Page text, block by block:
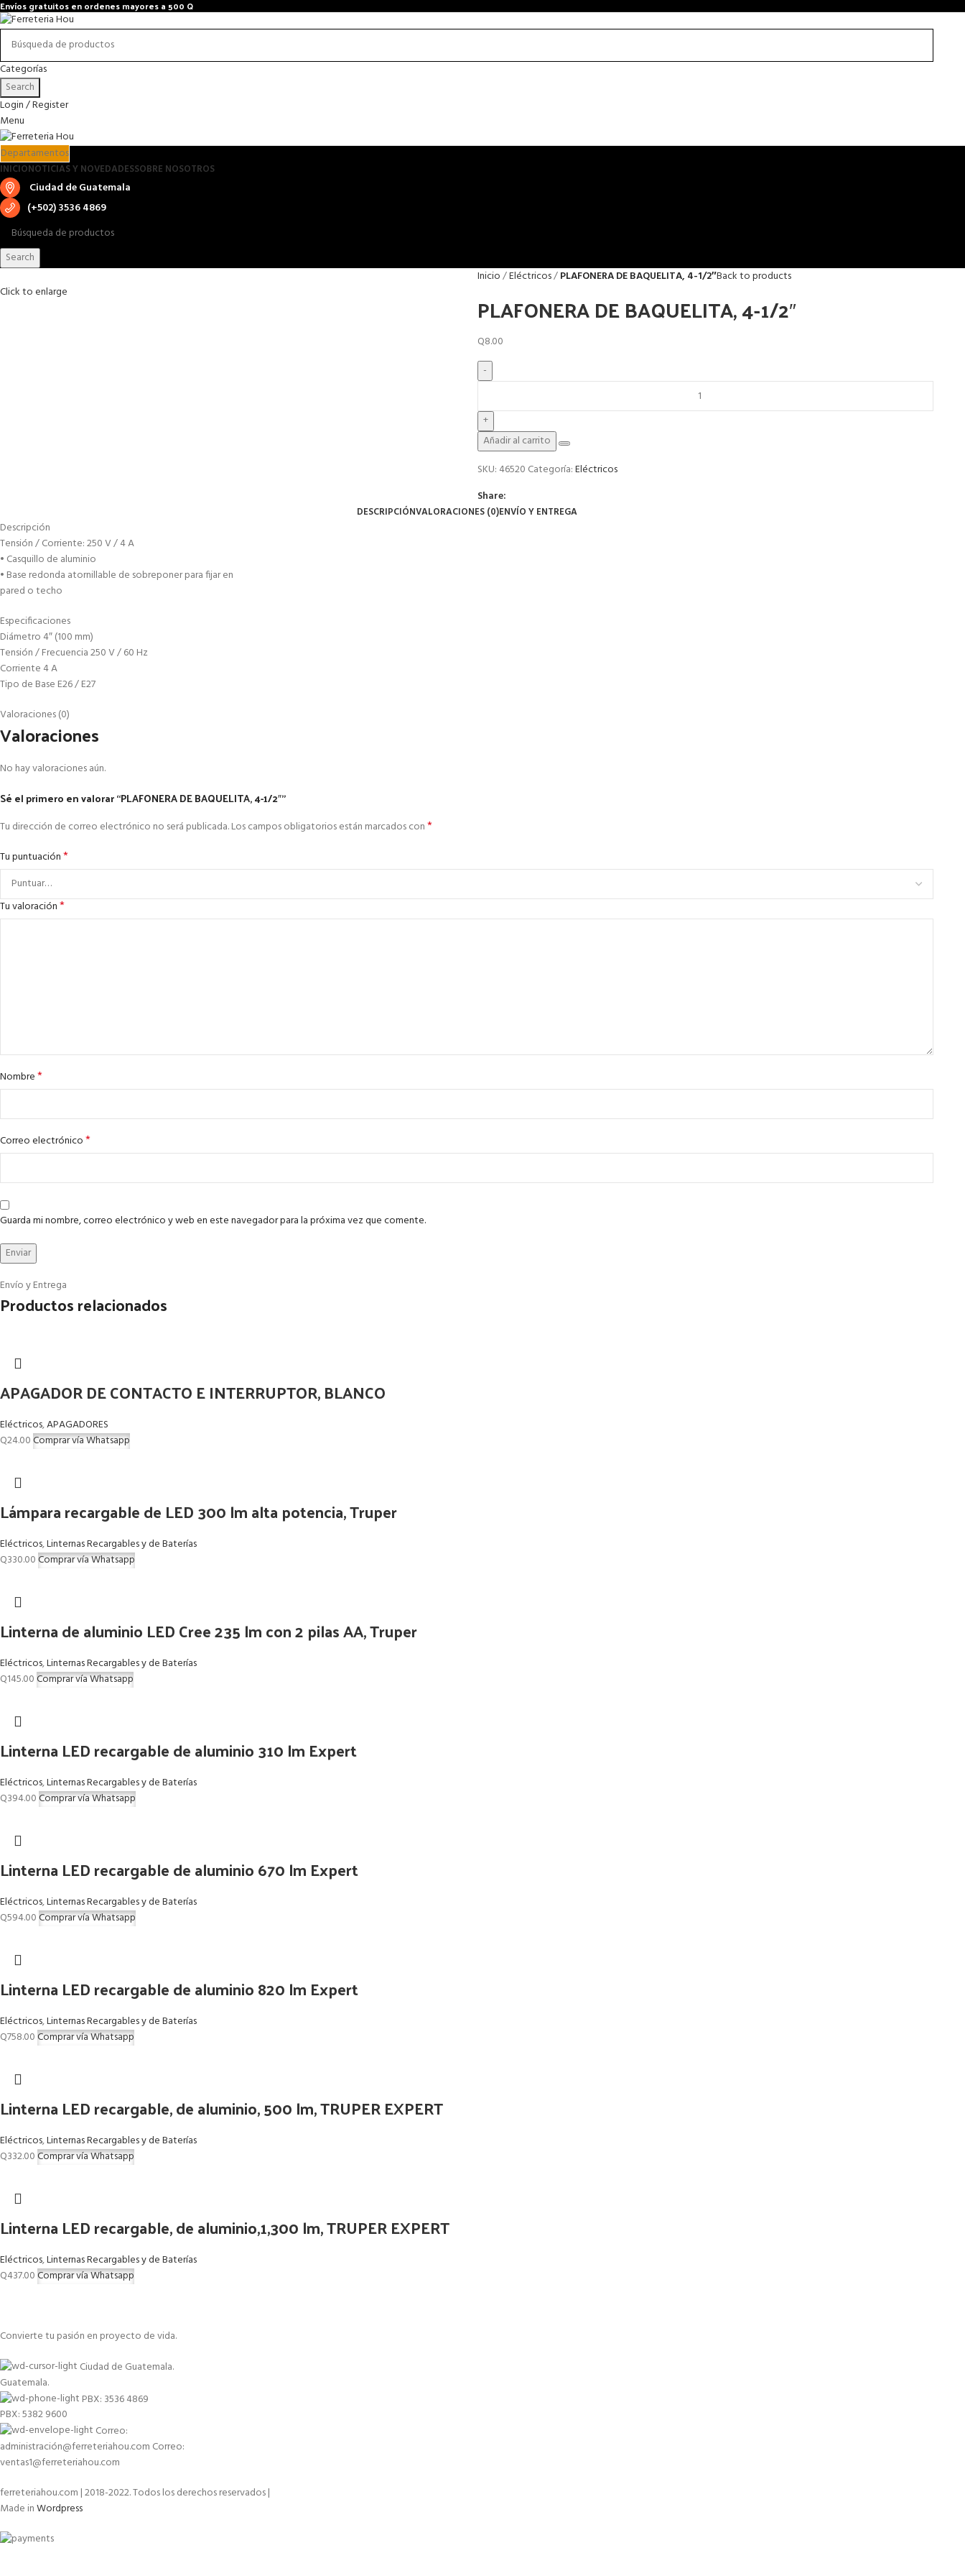
Envíos gratuitos en ordenes mayores a 500 Q
Categorías
Search
Login / Register
Menu
Departamentos
INICIONOTICIAS Y NOVEDADESSOBRE NOSOTROS
Ciudad de Guatemala
(+502) 3536 4869
Search
Click to enlarge
Inicio Eléctricos PLAFONERA DE BAQUELITA, 4-1/2″Back to products
PLAFONERA DE BAQUELITA, 4-1/2″
Q8.00
Añadir al carrito
SKU: 46520 Categoría:Eléctricos
Share:
DESCRIPCIÓNVALORACIONES (0)ENVÍO Y ENTREGA
Descripción
Tensión / Corriente: 250 V / 4 A
• Casquillo de aluminio
• Base redonda atornillable de sobreponer para fijar en
pared o techo
Especificaciones
Diámetro 4″ (100 mm)
Tensión / Frecuencia 250 V / 60 Hz
Corriente 4 A
Tipo de Base E26 / E27
Valoraciones (0)
Valoraciones
No hay valoraciones aún.
Sé el primero en valorar “PLAFONERA DE BAQUELITA, 4-1/2″”
Tu dirección de correo electrónico no será publicada.Los campos obligatorios están marcados con*
Tu puntuación*
Tu valoración*
Nombre*
Correo electrónico*
Guarda mi nombre, correo electrónico y web en este navegador para la próxima vez que comente.
Envío y Entrega
Productos relacionados
APAGADOR DE CONTACTO E INTERRUPTOR, BLANCO
Eléctricos,APAGADORES
Q24.00Comprar vía Whatsapp
Lámpara recargable de LED 300 lm alta potencia, Truper
Eléctricos,Linternas Recargables y de Baterías
Q330.00Comprar vía Whatsapp
Linterna de aluminio LED Cree 235 lm con 2 pilas AA, Truper
Eléctricos,Linternas Recargables y de Baterías
Q145.00Comprar vía Whatsapp
Linterna LED recargable de aluminio 310 lm Expert
Eléctricos,Linternas Recargables y de Baterías
Q394.00Comprar vía Whatsapp
Linterna LED recargable de aluminio 670 lm Expert
Eléctricos,Linternas Recargables y de Baterías
Q594.00Comprar vía Whatsapp
Linterna LED recargable de aluminio 820 lm Expert
Eléctricos,Linternas Recargables y de Baterías
Q758.00Comprar vía Whatsapp
Linterna LED recargable, de aluminio, 500 lm, TRUPER EXPERT
Eléctricos,Linternas Recargables y de Baterías
Q332.00Comprar vía Whatsapp
Linterna LED recargable, de aluminio,1,300 lm, TRUPER EXPERT
Eléctricos,Linternas Recargables y de Baterías
Q437.00Comprar vía Whatsapp
Convierte tu pasión en proyecto de vida.
Ciudad de Guatemala.
Guatemala.
PBX: 3536 4869
PBX: 5382 9600
Correo:
administración@ferreteriahou.com Correo:
ventas1@ferreteriahou.com
ferreteriahou.com | 2018-2022. Todos los derechos reservados |
Made inWordpress